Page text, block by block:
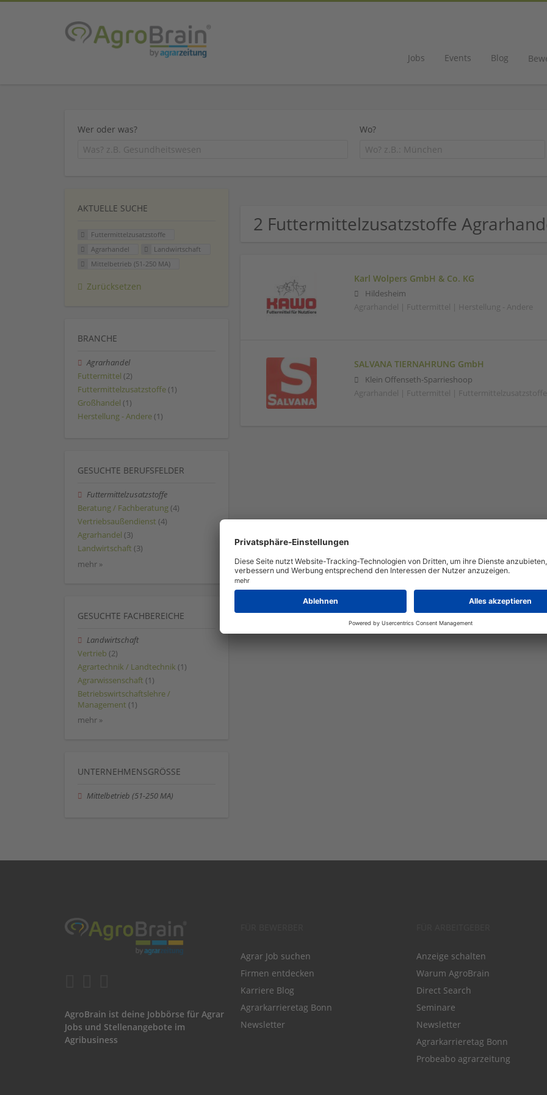
Jobs Events Blog
Wer oder was? Wo?
2 Futtermittelzusatzstoffe
Karl Wolpers GmbH & Co. KG
Hildesheim
Agrarhandel | Futtermittel | Herstellung - Andere
SALVANA TIERNAHRUNG GmbH
Klein Offenseth-Sparrieshoop
Agrarhandel | Futtermittel |
AKTUELLE SUCHE
Futtermittelzusatzstoffe
Agrarhandel
Landwirtschaft
Mittelbetrieb (51-250 MA)
Zurücksetzen
BRANCHE
Agrarhandel
Futtermittel (2)
Futtermittelzusatzstoffe (1)
Großhandel (1)
Herstellung - Andere (1)
GESUCHTE BERUFSFELDER
Futtermittelzusatzstoffe
Beratung / Fachberatung (4)
Vertriebsaußendienst (4)
Agrarhandel (3)
Landwirtschaft (3)
mehr »
GESUCHTE FACHBEREICHE
Landwirtschaft
Vertrieb (2)
Agrartechnik / Landtechnik (1)
Agrarwissenschaft (1)
Betriebswirtschaftslehre /
Management (1)
mehr »
UNTERNEHMENSGRÖSSE
Mittelbetrieb (51-250 MA)
AgroBrain ist deine Jobbörse für Agrar
Jobs und Stellenangebote im
Agribusiness
Agrar Job suchen
Firmen entdecken
Karriere Blog
Agrarkarrieretag Bonn
Newsletter
Anzeige schalten
Warum AgroBrain
Direct Search
Seminare
Newsletter
Agrarkarrieretag Bonn
Probeabo agrarzeitung